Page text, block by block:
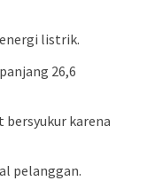
listrik.
26,6
bersyukur karena
pelanggan.